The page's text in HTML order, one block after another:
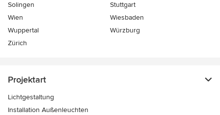
Solingen
Stuttgart
Wien
Wiesbaden
Wuppertal
Würzburg
Zürich
Projektart
Lichtgestaltung
Installation Außenleuchten